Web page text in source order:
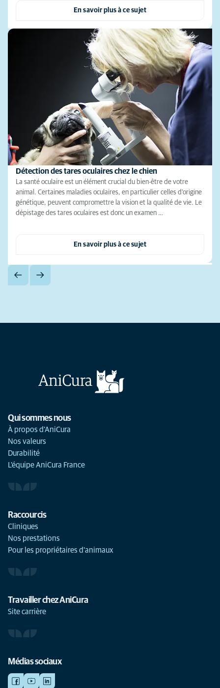
En savoir plus à ce sujet
Détection des tares oculaires chez le chien
La santé oculaire est un élément crucial du bien-être de votre
animal. Certaines maladies oculaires, en particulier celles d’origine
génétique, peuvent compromettre la vision et la qualité de vie. Le
dépistage des tares oculaires est donc un examen …
En savoir plus à ce sujet
Qui sommes nous
À propos d'AniCura
Nos valeurs
Durabilité
L'équipe AniCura France
Raccourcis
Cliniques
Nos prestations
Pour les propriétaires d'animaux
Travailler chez AniCura
Site carrière
Médias sociaux